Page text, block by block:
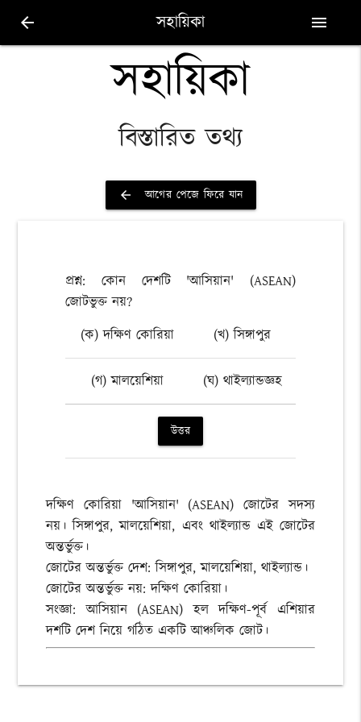
arrow_back সহায়িকা menu
সহায়িকা
বিস্তারিত তথ্য
arrow_back আগের পেজে ফিরে যান
প্রশ্ন: কোন দেশটি 'আসিয়ান' (ASEAN)
জোটভুক্ত নয়?
(ক) দক্ষিণ কোরিয়া
(খ) সিঙ্গাপুর
(গ) মালয়েশিয়া (ঘ) থাইল্যান্ডজ্ঞহ
উত্তর
দক্ষিণ কোরিয়া 'আসিয়ান' (ASEAN) জোটের সদস্য
নয়। সিঙ্গাপুর, মালয়েশিয়া, এবং থাইল্যান্ড এই জোটের
অন্তর্ভুক্ত।
জোটের অন্তর্ভুক্ত দেশ: সিঙ্গাপুর, মালয়েশিয়া, থাইল্যান্ড।
জোটের অন্তর্ভুক্ত নয়: দক্ষিণ কোরিয়া।
সংজ্ঞা: আসিয়ান (ASEAN) হল দক্ষিণ-পূর্ব এশিয়ার
দশটি দেশ নিয়ে গঠিত একটি আঞ্চলিক জোট।